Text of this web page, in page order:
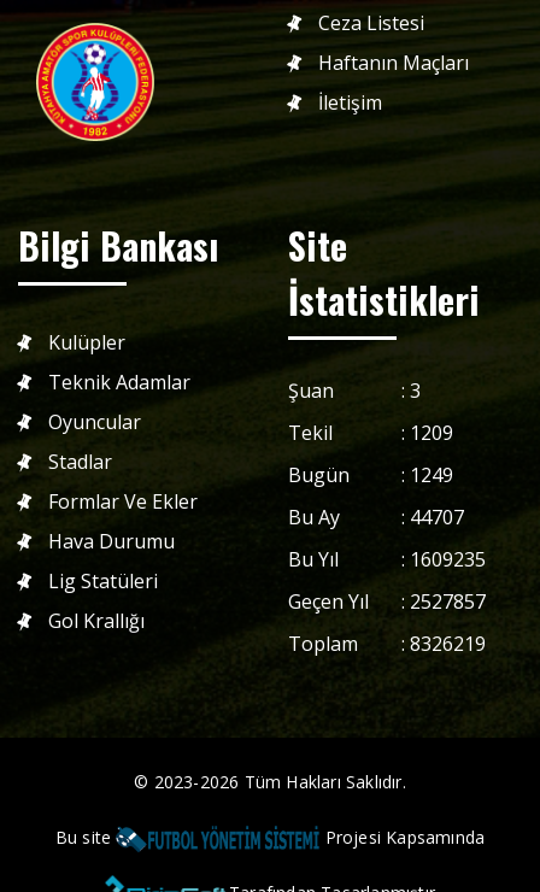
Ceza Listesi
Haftanın Maçları
İletişim
Bilgi Bankası
Kulüpler
Teknik Adamlar
Oyuncular
Stadlar
Formlar Ve Ekler
Hava Durumu
Lig Statüleri
Gol Krallığı
Site
İstatistikleri
Şuan : 3
Tekil
: 1209
Bugün
: 1249
Bu Ay
: 44707
Bu Yıl
: 1609235
Geçen Yıl
: 2527857
Toplam
: 8326219
© 2023-2026 Tüm Hakları Saklıdır.
Bu site Projesi Kapsamında